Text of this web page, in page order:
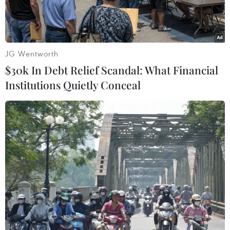
điều trị.
Bác sỹ Bệnh viện Đa khoa Tâm Trí Nha Trang kiểm tra sức khỏe
cho bệnh nhi trong vụ ngộ độc thực phẩm. (Ảnh: Phan
Sáu/TTXVN)
Vụ ngộ độc thực phẩm ở quán cơm gà T.A,
JG Wentworth
$30k In Debt Relief Scandal: What Financial
Institutions Quietly Conceal